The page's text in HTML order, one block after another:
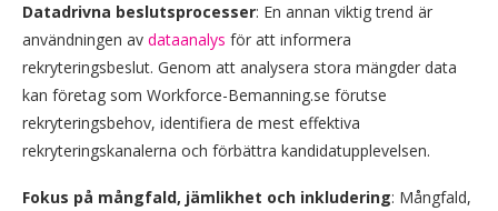
Datadrivna beslutsprocesser: En annan viktig trend är
användningen av dataanalys för att informera
rekryteringsbeslut. Genom att analysera stora mängder data
kan företag som Workforce-Bemanning.se förutse
rekryteringsbehov, identifiera de mest effektiva
rekryteringskanalerna och förbättra kandidatupplevelsen.
Fokus på mångfald, jämlikhet och inkludering: Mångfald,